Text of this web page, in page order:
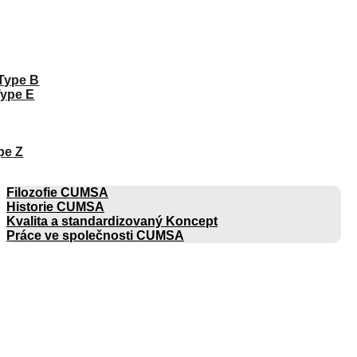
B
E
Z
Filozofie CUMSA
Historie CUMSA
Kvalita a standardizovaný Koncept
Práce ve společnosti CUMSA